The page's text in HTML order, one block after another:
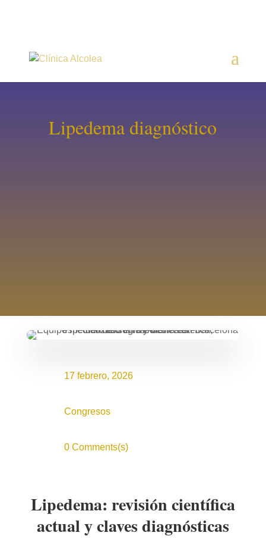
Lipedema diagnóstico
17 febrero, 2026
Congresos
0 Comments(s)
Lipedema: revisión científica
actual y claves diagnósticas